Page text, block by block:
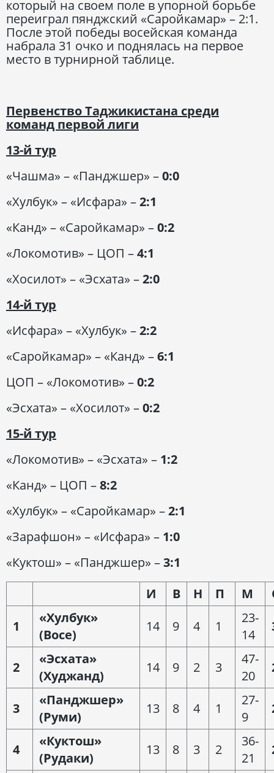
который на своем поле в упорной борьбе
переиграл пянджский «Саройкамар» – 2:1.
После этой победы восейская команда
набрала 31 очко и поднялась на первое
место в турнирной таблице.
Первенство Таджикистана среди
команд первой лиги
13-й тур
«Чашма» – «Панджшер» –0:0
«Хулбук» – «Исфара» –2:1
«Канд» – «Саройкамар» –0:2
«Локомотив» – ЦОП –4:1
«Хосилот» – «Эсхата» –2:0
14-й тур
«Исфара» – «Хулбук» –2:2
«Саройкамар» – «Канд» –6:1
ЦОП – «Локомотив» –0:2
«Эсхата» – «Хосилот» –0:2
15-й тур
«Локомотив» – «Эсхата» – 1:2
«Канд» – ЦОП –8:2
«Хулбук» – «Саройкамар» –2:1
«Зарафшон» – «Исфара» – 1:0
«Куктош» – «Панджшер» –3:1
И
В Н П М
1
«Хулбук»
(Восе)
14 9 4 1
23-
14
2
«Эсхата»
(Худжанд)
14 9 2 3
47-
20
3
«Панджшер»
(Руми)
13 8 4 1
27-
9
4
«Куктош»
(Рудаки)
13 8 3 2
36-
21